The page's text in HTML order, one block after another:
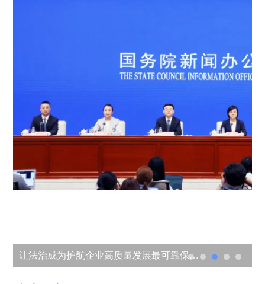
让法治成为护航企业高质量发展最可靠保障——国新办发布会介绍规范涉企行政执法专项行动有关情况